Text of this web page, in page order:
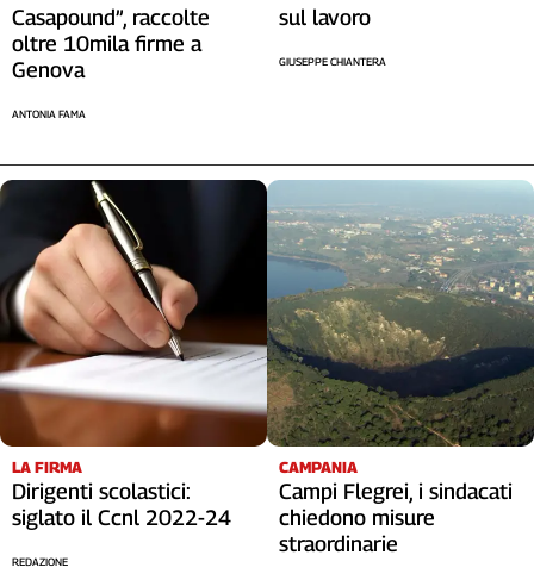
Piemonte
Puglia
Sicilia
Trentino
Valle
D'Aosta
Veneto
Archivio
Storico
1955-
2014
Cerca
Contatti
Casapound”, raccolte
oltre 10mila firme a
Genova
ANTONIA FAMA
sul lavoro
GIUSEPPE CHIANTERA
LA FIRMA
Dirigenti scolastici:
siglato il Ccnl 2022-24
REDAZIONE
CAMPANIA
Campi Flegrei, i sindacati
chiedono misure
straordinarie